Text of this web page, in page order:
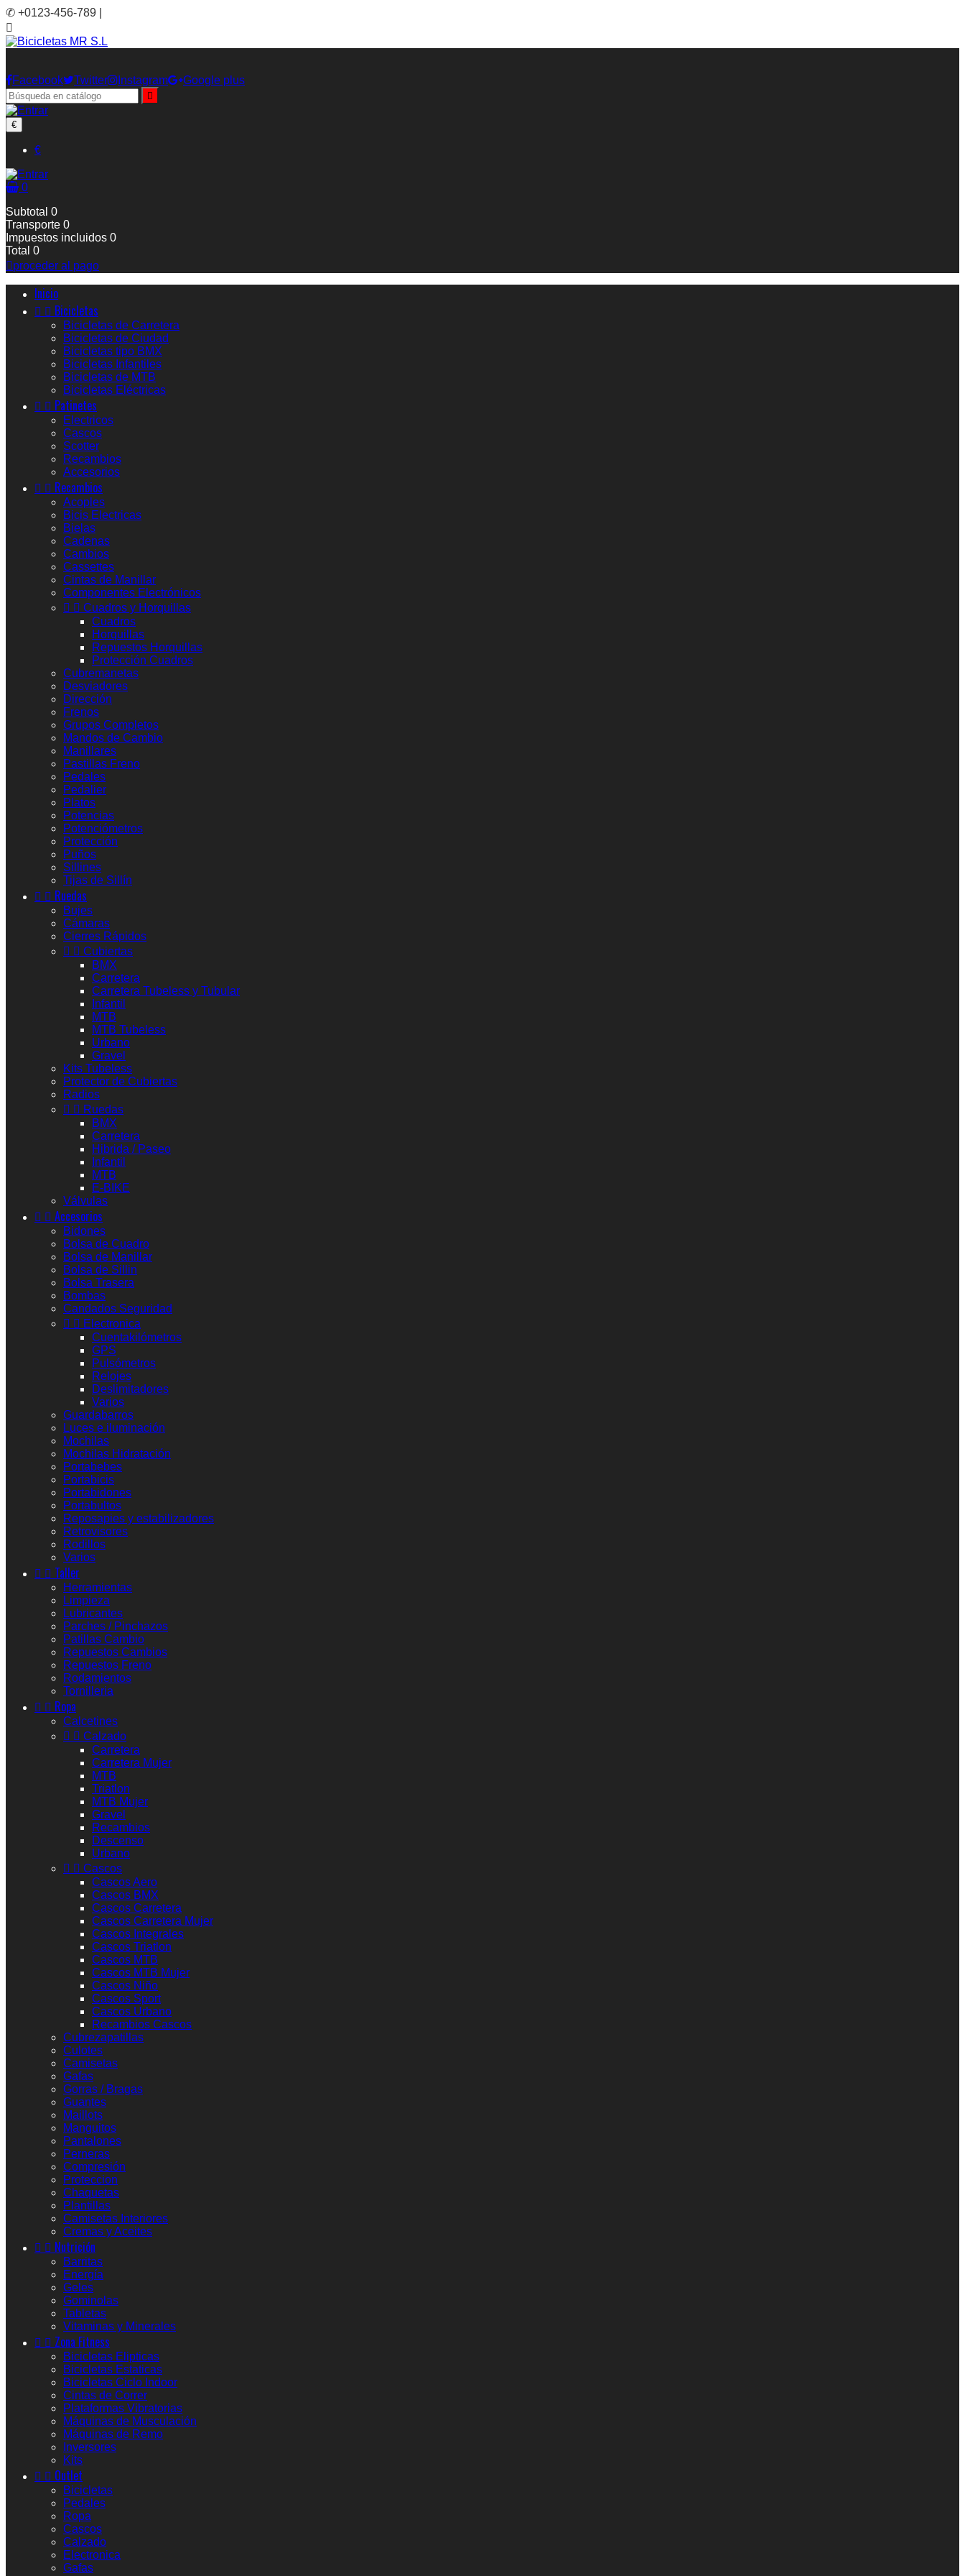
✆ +0123-456-789 |

Facebook Twitter Instagram Google plus

€
€
0
Subtotal 0
Transporte 0
Impuestos incluidos 0
Total 0
proceder al pago
Inicio
  Bicicletas
Bicicletas de Carretera
Bicicletas de Ciudad
Bicicletas tipo BMX
Bicicletas Infantiles
Bicicletas de MTB
Bicicletas Eléctricas
  Patinetes
Electricos
Cascos
Scotter
Recambios
Accesorios
  Recambios
Acoples
Bicis Electricas
Bielas
Cadenas
Cambios
Cassettes
Cintas de Manillar
Componentes Electrónicos
  Cuadros y Horquillas
Cuadros
Horquillas
Repuestos Horquillas
Protección Cuadros
Cubremanetas
Desviadores
Dirección
Frenos
Grupos Completos
Mandos de Cambio
Manillares
Pastillas Freno
Pedales
Pedalier
Platos
Potencias
Potenciómetros
Protección
Puños
Sillines
Tijas de Sillín
  Ruedas
Bujes
Cámaras
Cierres Rápidos
  Cubiertas
BMX
Carretera
Carretera Tubeless y Tubular
Infantil
MTB
MTB Tubeless
Urbano
Gravel
Kits Tubeless
Protector de Cubiertas
Radios
  Ruedas
BMX
Carretera
Hibrida / Paseo
Infantil
MTB
E-BIKE
Válvulas
  Accesorios
Bidones
Bolsa de Cuadro
Bolsa de Manillar
Bolsa de Sillin
Bolsa Trasera
Bombas
Candados Seguridad
  Electronica
Cuentakilómetros
GPS
Pulsómetros
Relojes
Deslimitadores
Varios
Guardabarros
Luces e iluminación
Mochilas
Mochilas Hidratación
Portabebes
Portabicis
Portabidones
Portabultos
Reposapies y estabilizadores
Retrovisores
Rodillos
Varios
  Taller
Herramientas
Limpieza
Lubricantes
Parches / Pinchazos
Patillas Cambio
Repuestos Cambios
Repuestos Freno
Rodamientos
Tornilleria
  Ropa
Calcetines
  Calzado
Carretera
Carretera Mujer
MTB
Triatlon
MTB Mujer
Gravel
Recambios
Descenso
Urbano
  Cascos
Cascos Aero
Cascos BMX
Cascos Carretera
Cascos Carretera Mujer
Cascos Integrales
Cascos Triatlon
Cascos MTB
Cascos MTB Mujer
Cascos Niño
Cascos Sport
Cascos Urbano
Recambios Cascos
Cubrezapatillas
Culotes
Camisetas
Gafas
Gorras / Bragas
Guantes
Maillots
Manguitos
Pantalones
Perneras
Compresión
Proteccion
Chaquetas
Plantillas
Camisetas Interiores
Cremas y Aceites
  Nutrición
Barritas
Energía
Geles
Gominolas
Tabletas
Vitaminas y Minerales
  Zona Fitness
Bicicletas Elipticas
Bicicletas Estaticas
Bicicletas Ciclo Indoor
Cintas de Correr
Plataformas Vibratorias
Máquinas de Musculación
Máquinas de Remo
Inversores
Kits
  Outlet
Bicicletas
Pedales
Ropa
Cascos
Calzado
Electronica
Gafas